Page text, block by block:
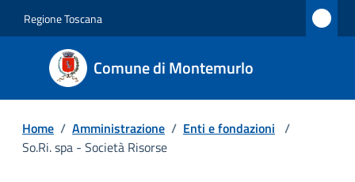
Regione Toscana
Comune di Montemurlo
Home / Amministrazione / Enti e fondazioni /
So.Ri. spa - Società Risorse